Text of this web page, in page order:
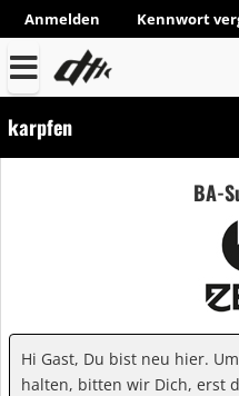
Anmelden Kennwort
karpfen
BA-
Hi Gast, Du bist neu hier.
halten, bitten wir Dich, erst